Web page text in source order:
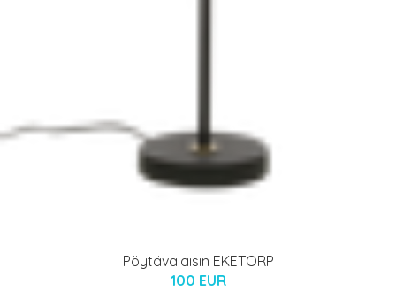
Pöytävalaisin EKETORP
100 EUR